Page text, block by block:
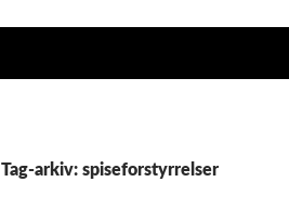
Tag-arkiv: spiseforstyrrelser